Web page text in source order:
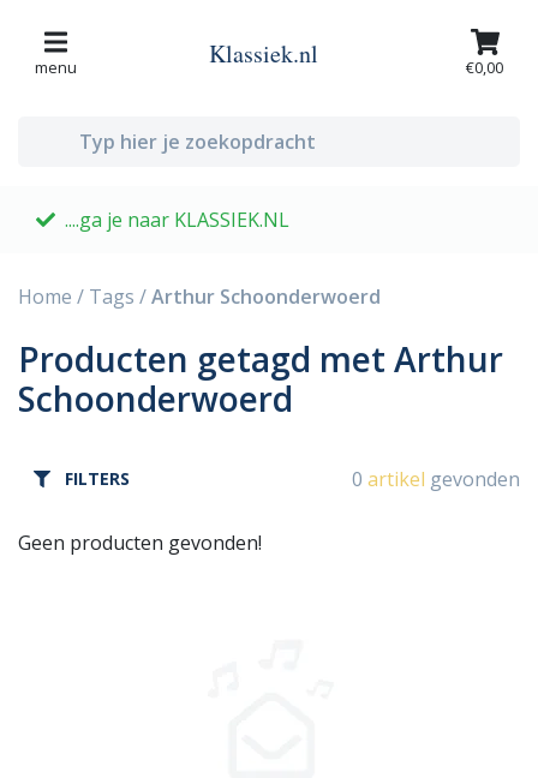
menu Klassiek.nl €0,00
....ga je naar KLASSIEK.NL
Home / Tags /Arthur Schoonderwoerd
Producten getagd met Arthur
Schoonderwoerd
FILTERS 0 artikel gevonden
Geen producten gevonden!